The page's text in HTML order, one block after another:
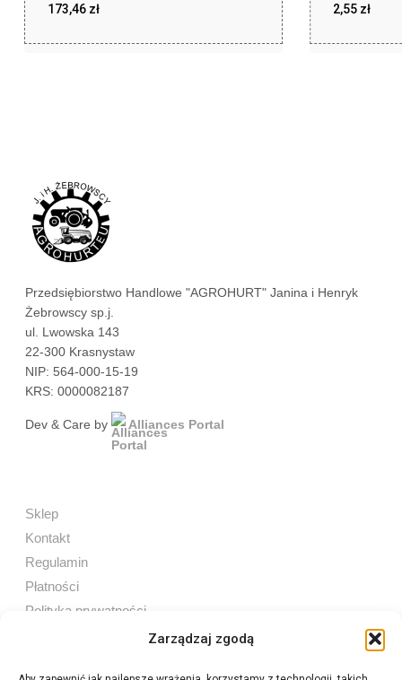
Zarządzaj zgodą
173,46 zł 2,55 zł
Przedsiębiorstwo Handlowe "AGROHURT" Janina i Henryk
Żebrowscy sp.j.
ul. Lwowska 143
22-300 Krasnystaw
NIP: 564-000-15-19
KRS: 0000082187
Dev & Care by Alliances Portal
Sklep
Kontakt
Regulamin
Płatności
Polityka prywatności